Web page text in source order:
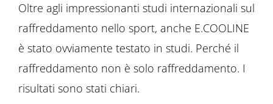
Oltre agli impressionanti studi internazionali sul
raffreddamento nello sport, anche E.COOLINE
è stato ovviamente testato in studi. Perché il
raffreddamento non è solo raffreddamento. I
risultati sono stati chiari.